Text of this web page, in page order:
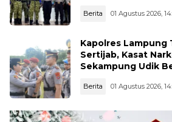
Berita 01 Agustus 2026,
Kapolres Lampung
Sertijab, Kasat
Sekampung Udik
Berita 01 Agustus 2026,